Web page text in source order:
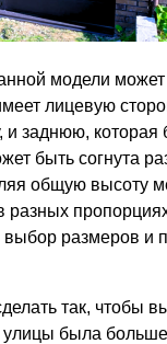
модели
лицевую
и заднюю, которая
быть согнута
общую высоту
разных
размеров и
так, чтобы
улицы была